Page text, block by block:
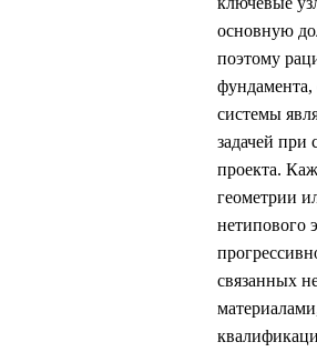
основную
поэтому
фундамента,
системы
задачей при
проекта.
геометрии
нетипового
связанных